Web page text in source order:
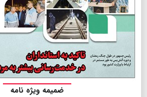
ضمیمه ویژه نامه